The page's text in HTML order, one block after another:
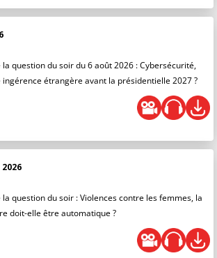
question du soir du 6 août 2026 : Cybersécurité,
étrangère avant la présidentielle 2027 ?
question du soir : Violences contre les femmes, la
doit-elle être automatique ?